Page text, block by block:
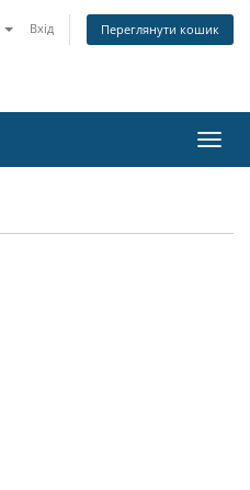
Вхід Переглянути кошик